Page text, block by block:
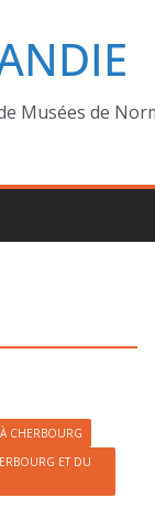
Musées de
CHERBOURG
ET DU